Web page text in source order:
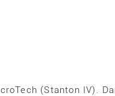
(Stanton IV).